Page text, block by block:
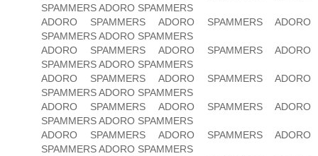
SPAMMERS ADORO SPAMMERS
ADORO SPAMMERS ADORO SPAMMERS ADORO
SPAMMERS ADORO SPAMMERS
ADORO SPAMMERS ADORO SPAMMERS ADORO
SPAMMERS ADORO SPAMMERS
ADORO SPAMMERS ADORO SPAMMERS ADORO
SPAMMERS ADORO SPAMMERS
ADORO SPAMMERS ADORO SPAMMERS ADORO
SPAMMERS ADORO SPAMMERS
ADORO SPAMMERS ADORO SPAMMERS ADORO
SPAMMERS ADORO SPAMMERS